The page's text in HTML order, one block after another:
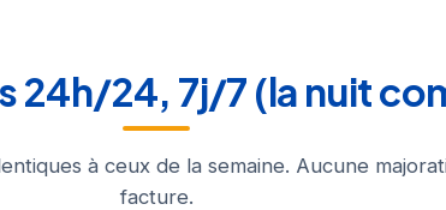
24h/24, 7j/7 (la nuit
à ceux de la semaine. Aucune
facture.